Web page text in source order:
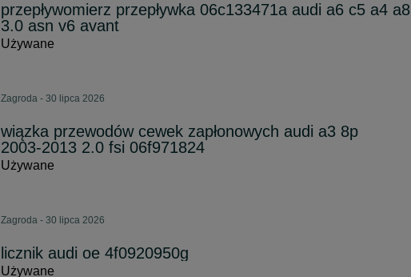
przepływomierz przepływka 06c133471a audi a6 c5 a4 a8
3.0 asn v6 avant
Używane
Zagroda - 30 lipca 2026
wiązka przewodów cewek zapłonowych audi a3 8p
2003-2013 2.0 fsi 06f971824
Używane
Zagroda - 30 lipca 2026
licznik audi oe 4f0920950g
Używane